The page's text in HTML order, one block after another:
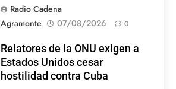
Radio Cadena
Agramonte
07/08/2026 0
Relatores de la ONU exigen a
Estados Unidos cesar
hostilidad contra Cuba